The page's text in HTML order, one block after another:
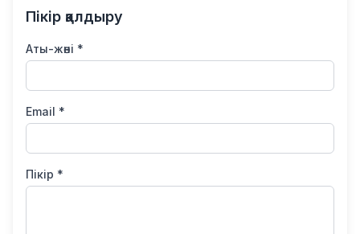
Пікір қалдыру
Аты-жөні *
Email *
Пікір *